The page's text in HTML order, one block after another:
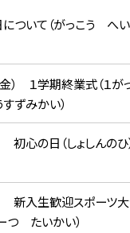
ついて（がっこう へ
） １学期終業式（１が
ずみかい）
初心の日（しょしんのひ
新入生歓迎スポーツ大
たいかい）